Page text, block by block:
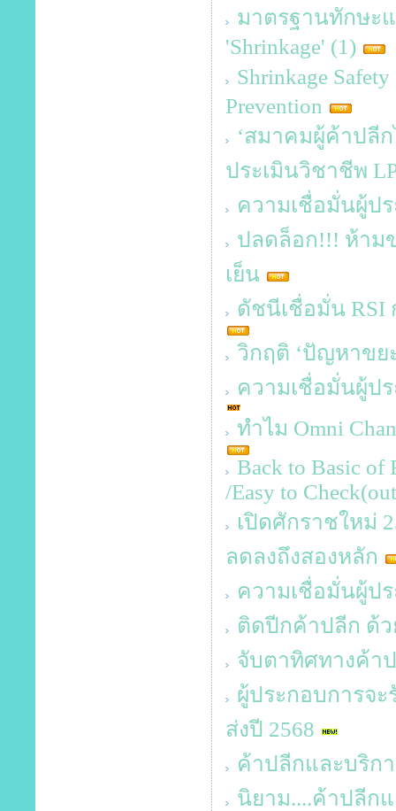
มาตรฐานทักษะ
'Shrinkage' (1)
Shrinkage
Prevention
‘สมาคมผู้ค้าปลี
ประเมินวิชาชีพ
ความเชื่อมั่นผู้ป
ปลดล็อก!!! ห้าม
เย็น
ดัชนีเชื่อมั่น RSI
วิกฤติ ‘ปัญหาขย
ความเชื่อมั่นผู้ป
ทำไม Omni
Back to Basic of
/Easy to
เปิดศักราชใหม่
ลดลงถึงสองหลัก
ความเชื่อมั่นผู้ป
ติดปีกค้าปลีก ด้ว
จับตาทิศทางค้า
ผู้ประกอบการจ
ส่งปี 2568
ค้าปลีกและบริก
นิยาม....ค้าปลีก